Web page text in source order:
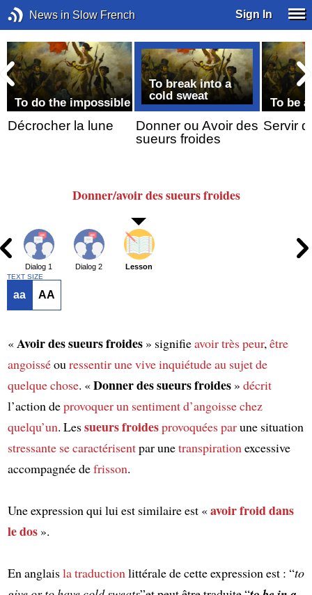
News in Slow French Sign In
To do the impossible
Décrocher la lune
To break into a
cold sweat
Donner ou Avoir des
sueurs froides
To be
Servir
Donner/avoirdes sueurs froides
Dialog 1 Dialog 2 Lesson
TEXT SIZE
aa AA
«Avoir des sueurs froides» signifieavoir très peur, être
angoisséou ressentirune vive inquiétudeau sujet de
quelque chose. «Donner des sueurs froides» décrit
l’action deprovoquer un sentiment d’angoissechez
quelqu’un. Lessueurs froidesprovoquées parune situation
stressante se caractérisentpar unetranspiration excessive
accompagnée defrisson.
Une expression qui lui est similaire est «avoir froid dans
le dos».
En anglaisla traduction littérale de cette expression est : “to